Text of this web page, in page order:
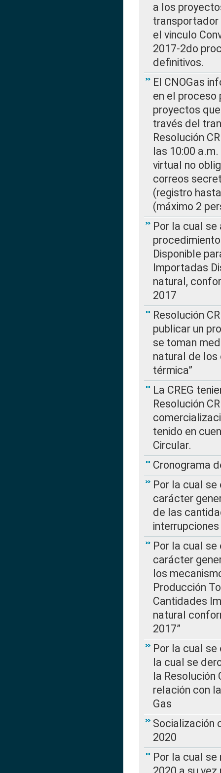
a los
transportador
el vinculo
2017-2do
definitivos.
El CNOGas
en el proceso
proyectos
través del
Resolución
las 10:00
virtual no
correos
(registro
(máximo 2
Por la cual
Disponible
Importadas
natural,
2017
Resolución
publicar un
se toman
natural de los
térmica”
La CREG
Resolución
tenido en
Circular.
Cronograma
Por la cual
carácter
de las
Por la cual
carácter
los
Producción
Cantidades
natural
2017”
Por la cual
la cual se
la Resolución
relación con
Gas
Socialización
2020
Por la cual se